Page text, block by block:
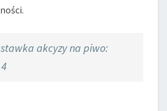
akcyzy na piwo: